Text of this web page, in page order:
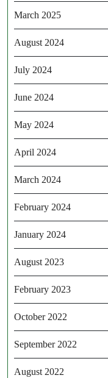
March 2025
August 2024
July 2024
June 2024
May 2024
April 2024
March 2024
February 2024
January 2024
August 2023
February 2023
October 2022
September 2022
August 2022